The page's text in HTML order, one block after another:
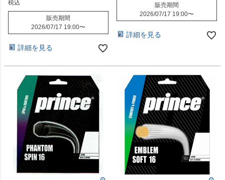
税込
販売期間
2026/07/17 19:00〜
詳細を見る
販売期間
2026/07/17 19:00〜
詳細を見る